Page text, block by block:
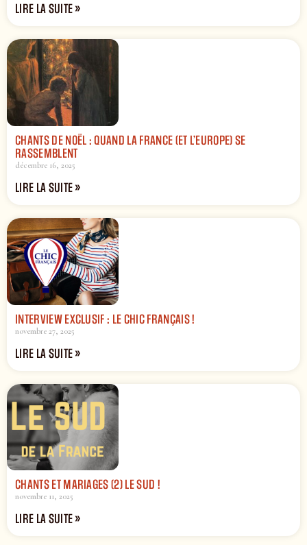
LIRE LA SUITE »
CHANTS DE NOËL : QUAND LA FRANCE (ET L’EUROPE) SE
RASSEMBLENT
décembre 16, 2025
LIRE LA SUITE »
INTERVIEW EXCLUSIF : LE CHIC FRANÇAIS !
novembre 27, 2025
LIRE LA SUITE »
CHANTS ET MARIAGES (2) LE SUD !
novembre 11, 2025
LIRE LA SUITE »